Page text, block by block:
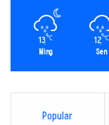
13℃
Ming
12℃
Sen
Popular